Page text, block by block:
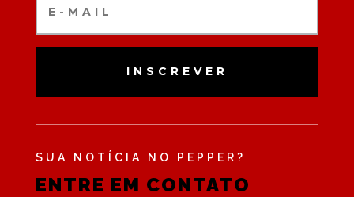
INSCREVER
SUA NOTÍCIA NO PEPPER?
ENTRE EM CONTATO